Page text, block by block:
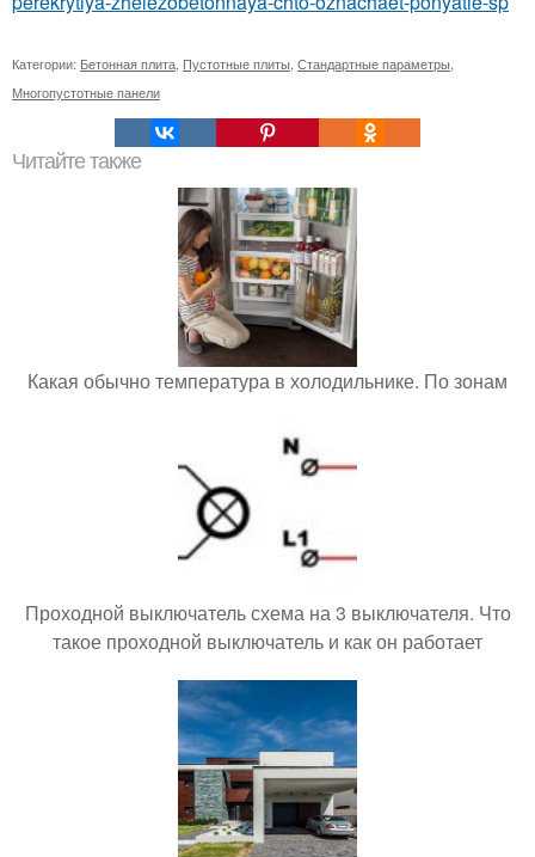
Категории: Бетонная плита Пустотные плиты Стандартные параметры
Многопустотные панели
Читайте также
Какая обычно температура в холодильнике. По зонам
Проходной выключатель схема на 3 выключателя. Что
такое проходной выключатель и как он работает